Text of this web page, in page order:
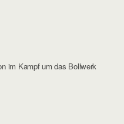
im Kampf um das Bollwerk